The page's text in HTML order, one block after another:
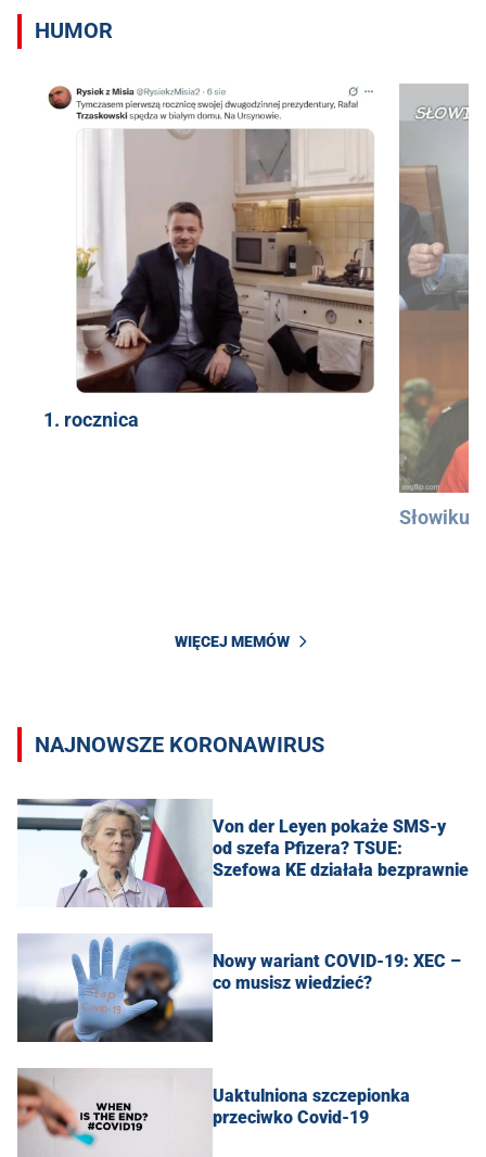
HUMOR
1. rocznica
Słowiku
WIĘCEJ MEMÓW
NAJNOWSZE KORONAWIRUS
Von der Leyen pokaże SMS-y
od szefa Pfizera? TSUE:
Szefowa KE działała bezprawnie
Nowy wariant COVID-19: XEC –
co musisz wiedzieć?
Uaktulniona szczepionka
przeciwko Covid-19